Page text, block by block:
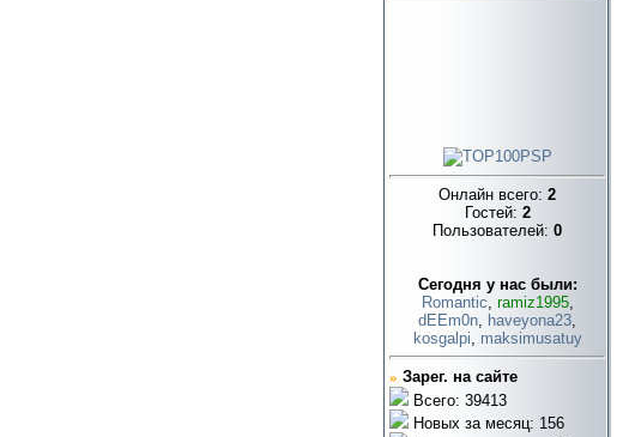
Онлайн всего: 2
Гостей: 2
Пользователей: 0
Cегодня у нас были:
Romantic, ramiz1995,
dEEm0n, haveyona23,
kosgalpi, maksimusatuy
» Зарег. на сайте
Всего: 39413
Новых за месяц: 156